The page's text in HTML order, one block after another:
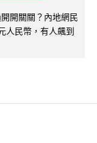
開關關？內地網民
人民幣，有人飆到